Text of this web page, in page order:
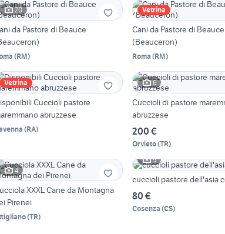
20
da Pastore di Beauce
(RM)
Vetrina
Cani da Pastore di Beauce
(Beauceron)
Roma (RM)
Vetrina
Cuccioli pastore
abruzzese
(RA)
6
Cuccioli di pastore
abruzzese
200 €
Orvieto(TR)
4
XXXL Cane da Montagna
Pirenei
(TR)
5
cuccioli pastore dell'asia
80 €
Cosenza (CS)